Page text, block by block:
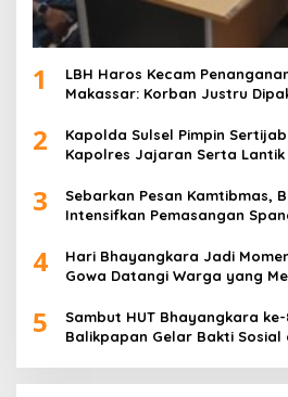
1
LBH Haros Kecam
Makassar: Korban Justru
2
Kapolda Sulsel Pimpin
Kapolres Jajaran Serta
3
Sebarkan Pesan Kamtibmas,
Intensifkan Pemasangan
4
Hari Bhayangkara Jadi
Gowa Datangi Warga yang
5
Sambut HUT Bhayangkara
Balikpapan Gelar Bakti Sosial